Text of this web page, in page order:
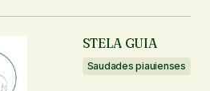
STELA GUIA
Saudades piauienses